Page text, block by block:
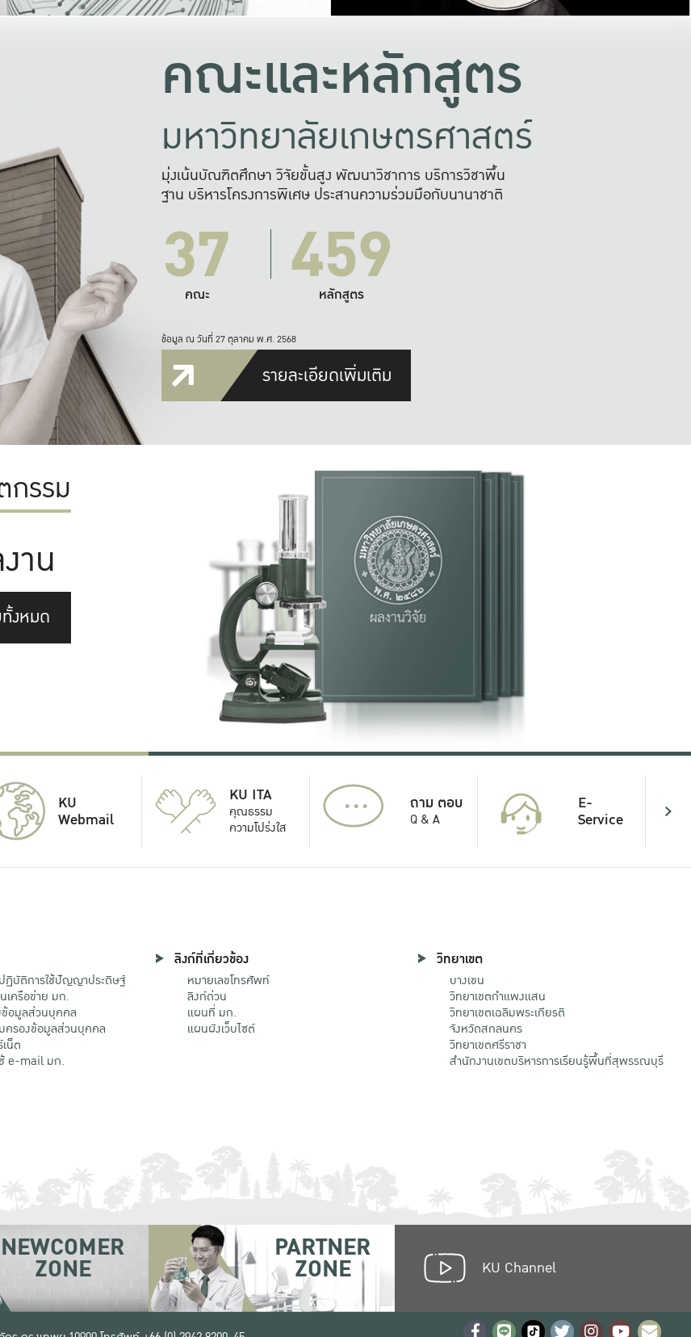
คณะและหลักสูตร
มหาวิทยาลัยเกษตรศาสตร์
มุ่งเน้นบัณฑิตศึกษา วิจัยขั้นสูง พัฒนาวิชาการ บริการวิชาพื้น
ฐาน บริหารโครงการพิเศษ ประสานความร่วมมือกับนานาชาติ
37
คณะ 459
หลักสูตร
ข้อมูล ณ วันที่ 27 ตุลาคม พ.ศ. 2568
รายละเอียดเพิ่มเติม
กรรม
าน
งหมด
KU
Webmail
KU ITA
คุณธรรม
ความโปร่งใส
... ถาม ตอบ
Q & A
E-
Service
ฏิบัติการใช้ปัญญาประดิษฐ์
เครือข่าย มก.
อมูลส่วนบุคคล
ครองข้อมูลส่วนบุคคล
น็ต
e-mail มก.
ลิงก์ที่เกี่ยวข้อง
หมายเลขโทรศัพท์
ลิงก์ด่วน
แผนที่ มก.
แผนผังเว็บไซต์
วิทยาเขต
บางเขน
วิทยาเขตกําแพงแสน
วิทยาเขตเฉลิมพระเกียรติ
จังหวัดสกลนคร
วิทยาเขตศรีราชา
สำนักงานเขตบริหารการเรียนรู้พื้นที่สุพรรณบุรี
NEWCOMER
ZONE
PARTNER
ZONE KU Channel